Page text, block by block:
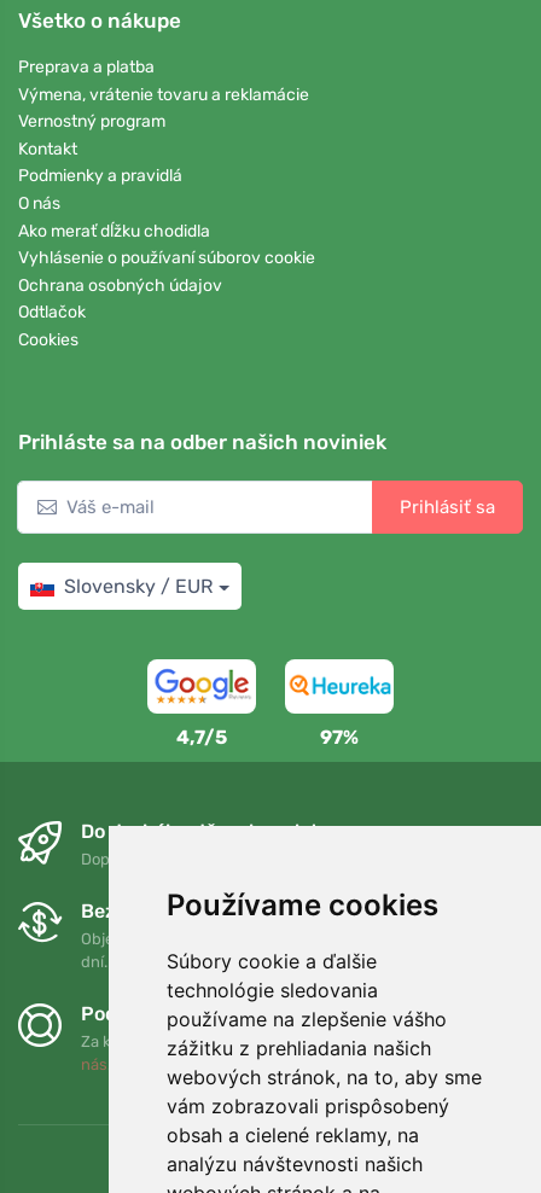
Používame cookies
Súbory cookie a ďalšie
technológie sledovania
používame na zlepšenie vášho
zážitku z prehliadania našich
webových stránok, na to, aby sme
vám zobrazovali prispôsobený
obsah a cielené reklamy, na
analýzu návštevnosti našich
Všetko o nákupe
Preprava a platba
Výmena, vrátenie tovaru a reklamácie
Vernostný program
Kontakt
Podmienky a pravidlá
O nás
Ako merať dĺžku chodidla
Vyhlásenie o používaní súborov cookie
Ochrana osobných údajov
Odtlačok
Cookies
Prihláste sa na odber našich noviniek
Prihlásiť sa
Slovensky / EUR
4,7/5 97%
Do druhého dňa a bezplatne
Doprava zadarmo pri objednávkach nad 75 EUR
Bezplatná výmena a vrátenie tovaru
Objednávku môžete kedykoľvek vrátiť alebo vymeniť do 90
dní.
Podporujeme Trees.org
Za každú objednávku zasadíme strom! Prečítajte si viac
nás